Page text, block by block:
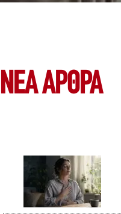
ΝΕΑ ΆΡΘΡΑ